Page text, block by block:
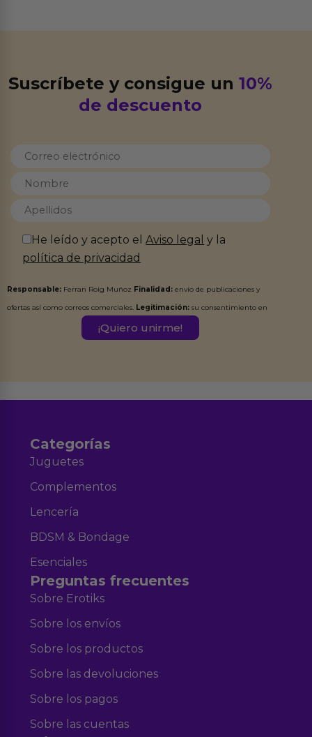
Suscríbete y consigue un10%
de descuento
He leído y acepto elAviso legal y la
política de privacidad
Responsable: Ferran Roig Muñoz Finalidad: envío de publicaciones y
ofertas así como correos comerciales. Legitimación: su consentimiento en
Destinatarios:Ferran Roig Muñoz. Podrás ejercer tus
Categorías
Juguetes
Complementos
Lencería
BDSM & Bondage
Esenciales
Preguntas frecuentes
Sobre Erotiks
Sobre los envíos
Sobre los productos
Sobre las devoluciones
Sobre los pagos
Sobre las cuentas